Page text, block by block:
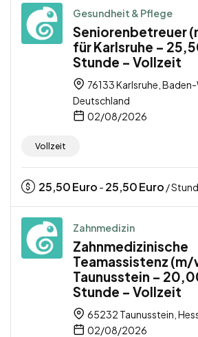
Gesundheit & Pflege
Seniorenbetreuer
für Karlsruhe –
Stunde – Vollzeit
76133 Karlsruhe,
Deutschland
02/08/2026
Vollzeit
25,50Euro - 25,50Euro /
Zahnmedizin
Zahnmedizinische
Teamassistenz
Taunusstein –
Stunde – Vollzeit
65232 Taunusstein,
02/08/2026